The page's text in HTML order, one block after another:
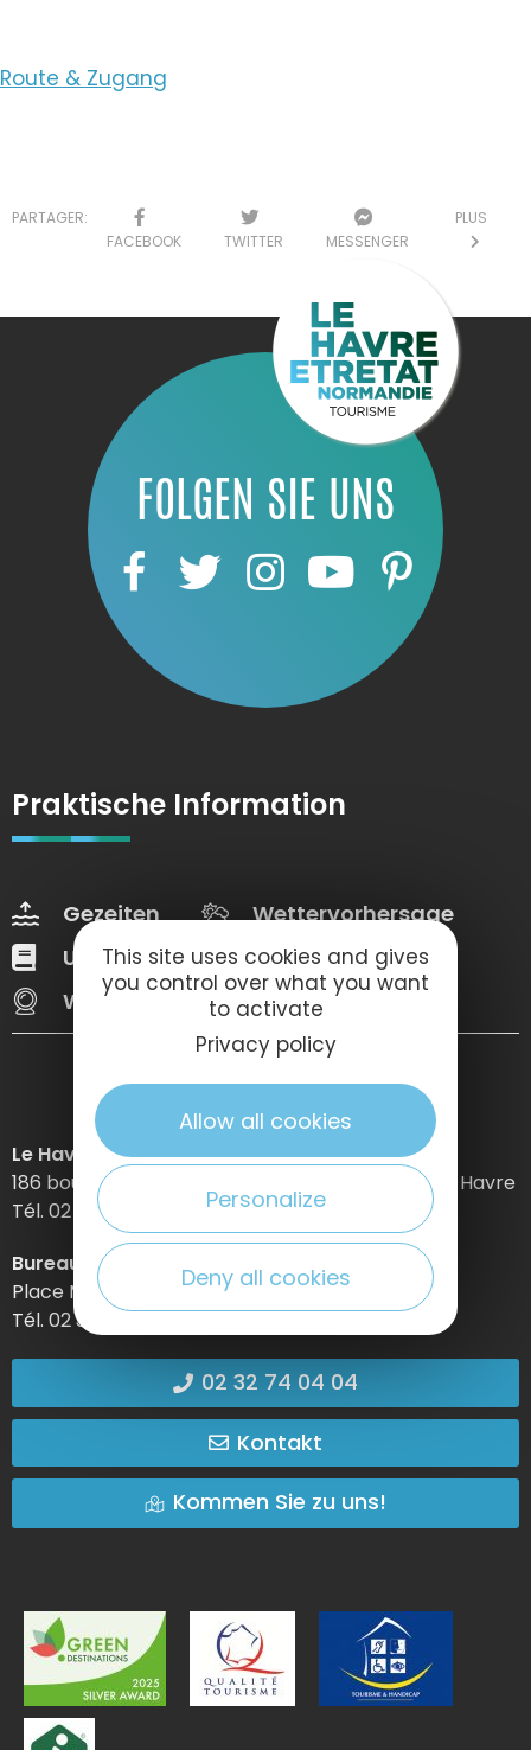
Route & Zugang
PARTAGER:
FACEBOOK
TWITTER MESSENGER
PLUS
FOLGEN SIE UNS
Praktische Information
Gezeiten
Wettervorhersage
Unsere Broschüren
Web Tv
Webcams
Le Havre Etretat Normandie Tourisme
186 boulevard Clemenceau – BP 649 – 76059 Le Havre
Tél. 02 32 74 04 04 –
Bureau d’information d’Etretat
Place Maurice Guillard – 76790 Étretat
Tél. 02 35 27 05 21
02 32 74 04 04
Kontakt
Kommen Sie zu uns!
This site uses cookies and gives
you control over what you want
to activate
Privacy policy
Allow all cookies
Personalize
Deny all cookies